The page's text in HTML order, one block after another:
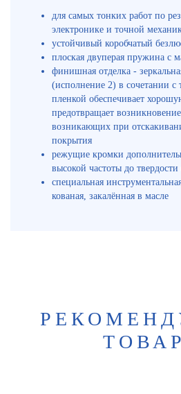
для самых тонких работ по
электронике и точной
устойчивый коробчатый
плоская двуперая пружина с
финишная отделка -
(исполнение 2) в сочетании с
пленкой обеспечивает
предотвращает
возникающих при
покрытия
режущие кромки
высокой частоты до
специальная
кованая, закалённая в масле